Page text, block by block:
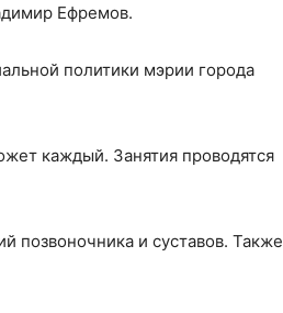
Ефремов.
политики мэрии города
каждый. Занятия проводятся
позвоночника и суставов. Также